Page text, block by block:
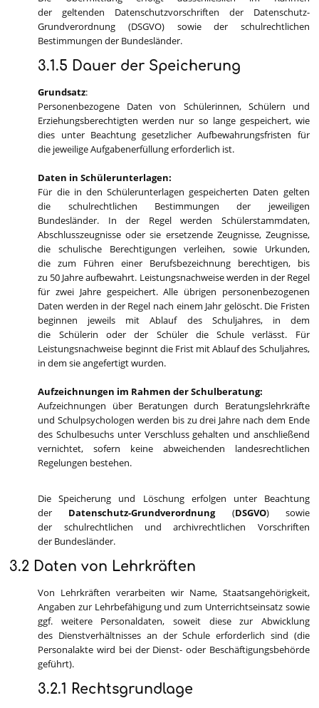
der geltenden Datenschutzvorschriften der Datenschutz-
Grundverordnung (DSGVO) sowie der schulrechtlichen
Bestimmungen der Bundesländer.
3.1.5 Dauer der Speicherung
Grundsatz:
Personenbezogene Daten von Schülerinnen, Schülern und
Erziehungsberechtigten werden nur so lange gespeichert, wie
dies unter Beachtung gesetzlicher Aufbewahrungsfristen für
die jeweilige Aufgabenerfüllung erforderlich ist.
Daten in Schülerunterlagen:
Für die in den Schülerunterlagen gespeicherten Daten gelten
die schulrechtlichen Bestimmungen der jeweiligen
Bundesländer. In der Regel werden Schülerstammdaten,
Abschlusszeugnisse oder sie ersetzende Zeugnisse, Zeugnisse,
die schulische Berechtigungen verleihen, sowie Urkunden,
die zum Führen einer Berufsbezeichnung berechtigen, bis
zu 50 Jahre aufbewahrt. Leistungsnachweise werden in der Regel
für zwei Jahre gespeichert. Alle übrigen personenbezogenen
Daten werden in der Regel nach einem Jahr gelöscht. Die Fristen
beginnen jeweils mit Ablauf des Schuljahres, in dem
die Schülerin oder der Schüler die Schule verlässt. Für
Leistungsnachweise beginnt die Frist mit Ablauf des Schuljahres,
in dem sie angefertigt wurden.
Aufzeichnungen im Rahmen der Schulberatung:
Aufzeichnungen über Beratungen durch Beratungslehrkräfte
und Schulpsychologen werden bis zu drei Jahre nach dem Ende
des Schulbesuchs unter Verschluss gehalten und anschließend
vernichtet, sofern keine abweichenden landesrechtlichen
Regelungen bestehen.
Die Speicherung und Löschung erfolgen unter Beachtung
der Datenschutz-Grundverordnung(DSGVO) sowie
der schulrechtlichen und archivrechtlichen Vorschriften
der Bundesländer.
3.2 Daten von Lehrkräften
Von Lehrkräften verarbeiten wir Name, Staatsangehörigkeit,
Angaben zur Lehrbefähigung und zum Unterrichtseinsatz sowie
ggf. weitere Personaldaten, soweit diese zur Abwicklung
des Dienstverhältnisses an der Schule erforderlich sind (die
Personalakte wird bei der Dienst- oder Beschäftigungsbehörde
geführt).
3.2.1 Rechtsgrundlage